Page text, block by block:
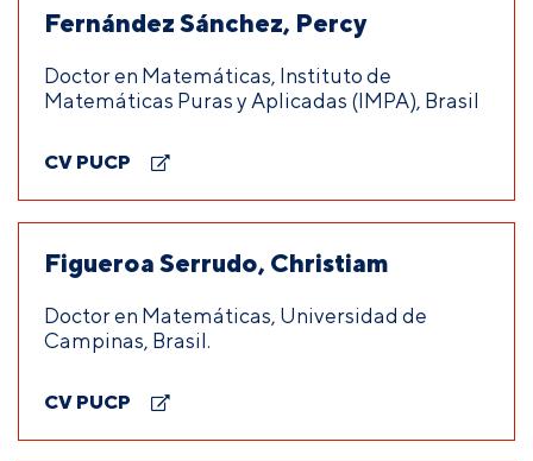
Fernández Sánchez, Percy
Doctor en Matemáticas, Instituto de
Matemáticas Puras y Aplicadas (IMPA), Brasil
CV PUCP
Figueroa Serrudo, Christiam
Doctor en Matemáticas, Universidad de
Campinas, Brasil.
CV PUCP